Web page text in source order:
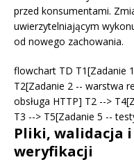
przed konsumentami.
uwierzytelniającym
od nowego zachowania.
flowchart TD T1[Zadanie
T2[Zadanie 2 -- warstwa
obsługa HTTP] T2 -->
T3 --> T5[Zadanie 5 --
Pliki, walidacja
weryfikacji